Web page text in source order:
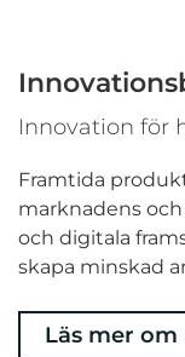
Innovation för
Framtida
marknadens
och digitala
skapa minskad
Läs mer